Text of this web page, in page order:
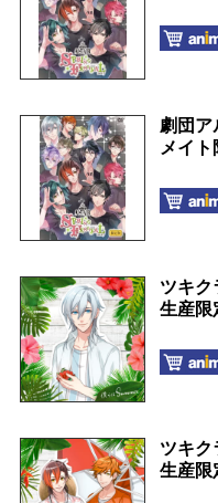
劇団
メイト
ツキク
生産限
ツキク
生産限